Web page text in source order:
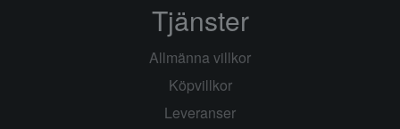
Tjänster
Allmänna villkor
Köpvillkor
Leveranser